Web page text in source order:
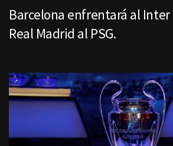
Barcelona enfrentará al Inter
Real Madrid al PSG.